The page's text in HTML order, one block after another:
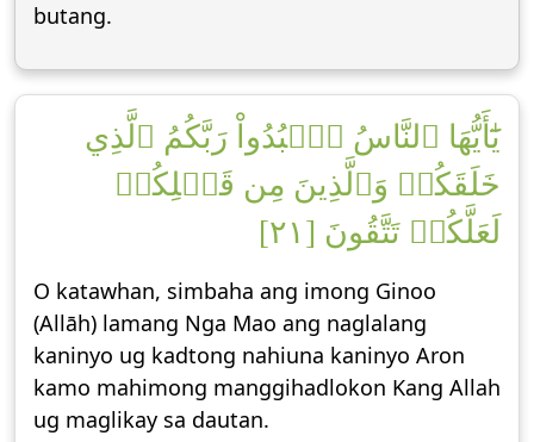
butang.
يَٰٓأَيُّهَا ٱلنَّاسُ ٱعۡبُدُواْ رَبَّكُمُ ٱلَّذِي
خَلَقَكُمۡ وَٱلَّذِينَ مِن قَبۡلِكُمۡ
لَعَلَّكُمۡ تَتَّقُونَ [٢١]
O katawhan, simbaha ang imong Ginoo
(Allāh) lamang Nga Mao ang naglalang
kaninyo ug kadtong nahiuna kaninyo Aron
kamo mahimong manggihadlokon Kang Allah
ug maglikay sa dautan.